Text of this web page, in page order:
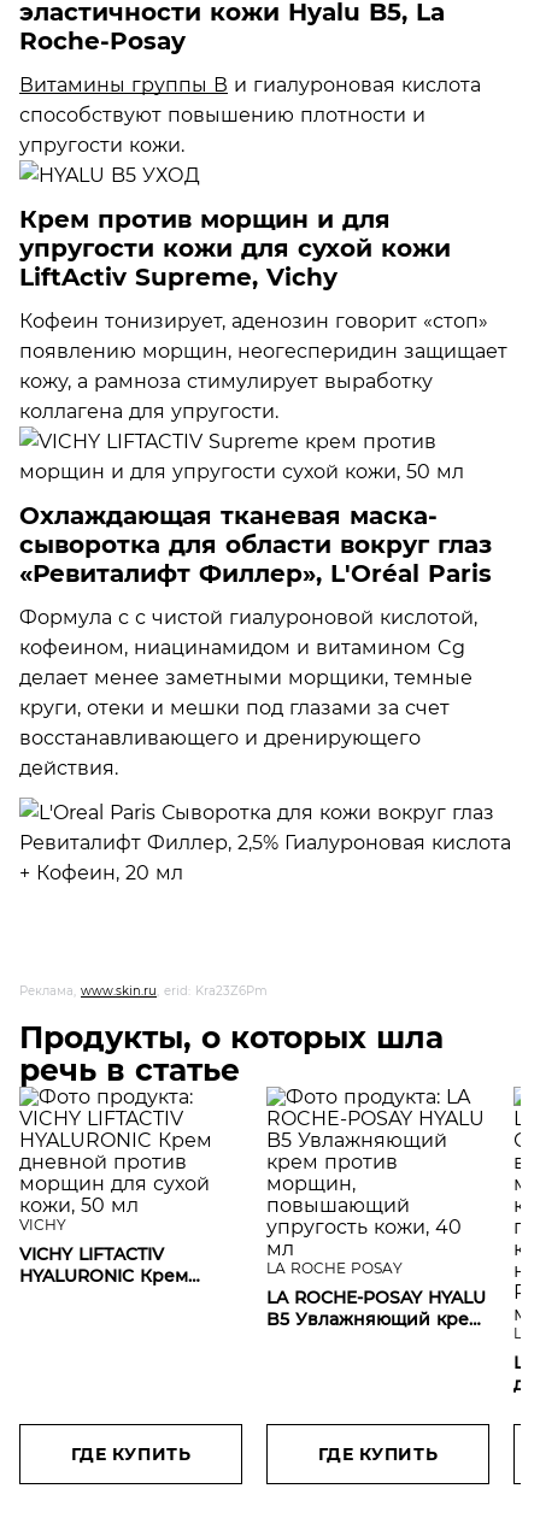
эластичности кожи Hyalu B5, La
Roche-Posay
Витамины группы В и гиалуроновая кислота
способствуют повышению плотности и
упругости кожи.
Крем против морщин и для
упругости кожи для сухой кожи
LiftActiv Supreme, Vichy
Кофеин тонизирует, аденозин говорит «стоп»
появлению морщин, неогесперидин защищает
кожу, а рамноза стимулирует выработку
коллагена для упругости.
Охлаждающая тканевая маска-
сыворотка для области вокруг глаз
«Ревиталифт Филлер», L'Oréal Paris
Формула с с чистой гиалуроновой кислотой,
кофеином, ниацинамидом и витамином Cg
делает менее заметными морщики, темные
круги, отеки и мешки под глазами за счет
восстанавливающего и дренирующего
действия.
Реклама, www.skin.ru, erid: Kra23Z6Pm
Продукты, о которых шла
речь в статье
VICHY
VICHY LIFTACTIV
HYALURONIC Крем
ГДЕ КУПИТЬ
LA ROCHE POSAY
LA ROCHE-POSAY HYALU
B5 Увлажняющий крем
ГДЕ КУПИТЬ